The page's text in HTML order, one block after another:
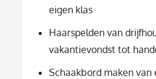
eigen klas
Haarspelden van
vakantievondst tot
Schaakbord maken van